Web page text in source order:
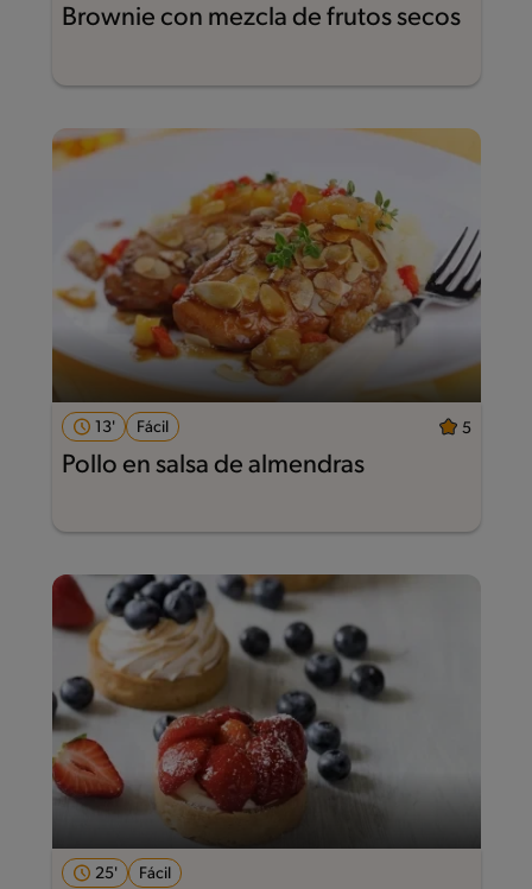
Brownie con mezcla de frutos secos
13' Fácil 5
Pollo en salsa de almendras
25' Fácil